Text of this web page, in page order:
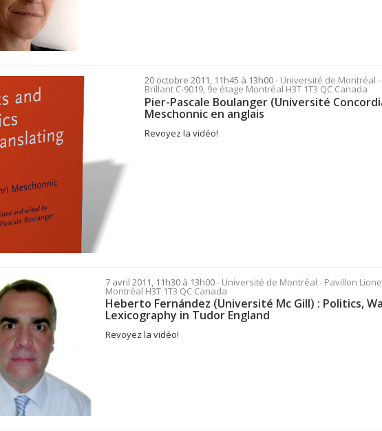
20 octobre 2011, 11h45 à 13h00- Université de Montréal
Brillant C-9019, 9e étage Montréal H3T 1T3 QC Canada
Pier-Pascale Boulanger (Université
Meschonnic en anglais
Revoyez la vidéo!
7 avril 2011, 11h30 à 13h00- Université de Montréal - Pavillon
Montréal H3T 1T3 QC Canada
Heberto Fernández (Université Mc Gill) : Politics,
Lexicography in Tudor England
Revoyez la vidéo!